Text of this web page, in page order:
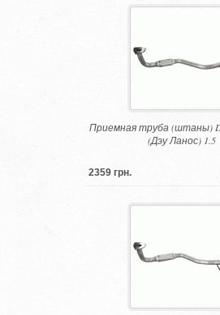
Приемная труба (штаны)
(Дэу Ланос) 1.5
2359 грн.